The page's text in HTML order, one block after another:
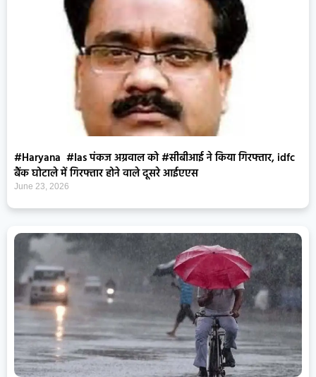
#Haryana #Ias पंकज अग्रवाल को #सीबीआई ने किया गिरफ्तार, idfc
बैंक घोटाले में गिरफ्तार होने वाले दूसरे आईएएस
June 23, 2026